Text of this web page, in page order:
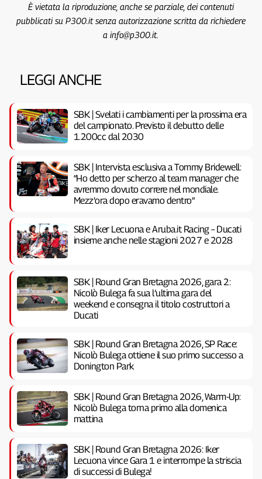
È vietata la riproduzione, anche se parziale, dei contenuti
pubblicati su P300.it senza autorizzazione scritta da richiedere
a info@p300.it.
LEGGI ANCHE
SBK | Svelati i cambiamenti per la prossima era
del campionato. Previsto il debutto delle
1.200cc dal 2030
SBK | Intervista esclusiva a Tommy Bridewell:
“Ho detto per scherzo al team manager che
avremmo dovuto correre nel mondiale.
Mezz’ora dopo eravamo dentro”
SBK | Iker Lecuona e Aruba.it Racing – Ducati
insieme anche nelle stagioni 2027 e 2028
SBK | Round Gran Bretagna 2026, gara 2:
Nicolò Bulega fa sua l’ultima gara del
weekend e consegna il titolo costruttori a
Ducati
SBK | Round Gran Bretagna 2026, SP Race:
Nicolò Bulega ottiene il suo primo successo a
Donington Park
SBK | Round Gran Bretagna 2026, Warm-Up:
Nicolò Bulega torna primo alla domenica
mattina
SBK | Round Gran Bretagna 2026: Iker
Lecuona vince Gara 1 e interrompe la striscia
di successi di Bulega!